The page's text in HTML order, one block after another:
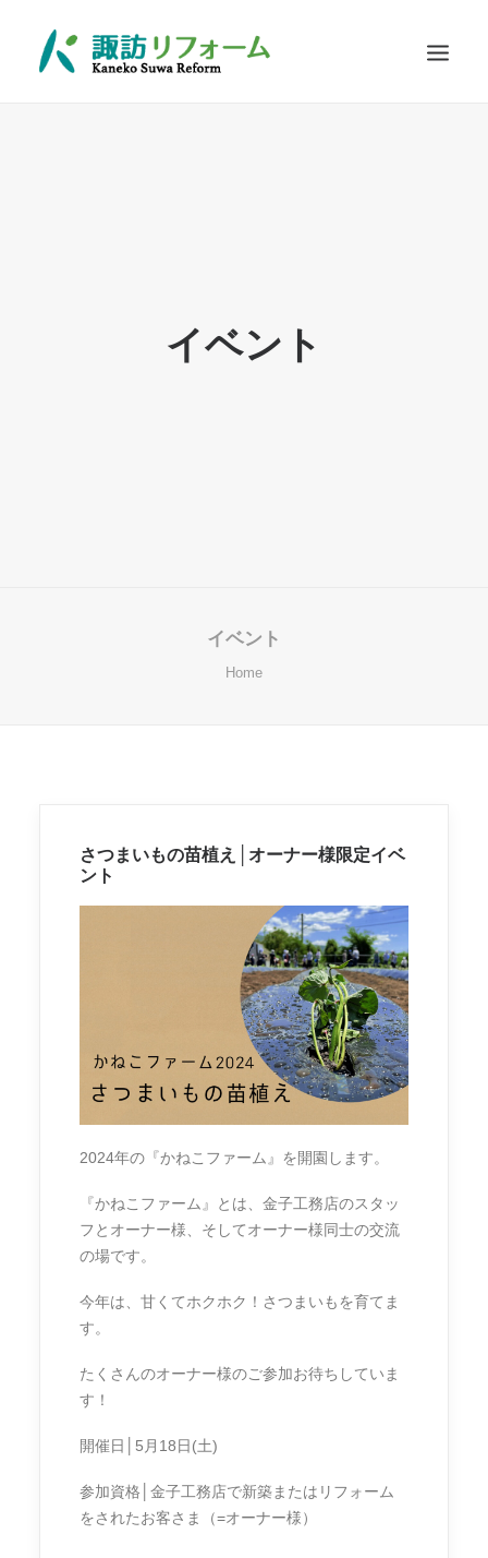
イベント
イベント
Home
さつまいもの苗植え│オーナー様限定イベ
ント
2024年の『かねこファーム』を開園します。
『かねこファーム』とは、金子工務店のスタッ
フとオーナー様、そしてオーナー様同士の交流
の場です。
今年は、甘くてホクホク！さつまいもを育てま
す。
たくさんのオーナー様のご参加お待ちしていま
す！
開催日│5月18日(土)
参加資格│金子工務店で新築またはリフォーム
をされたお客さま（=オーナー様）